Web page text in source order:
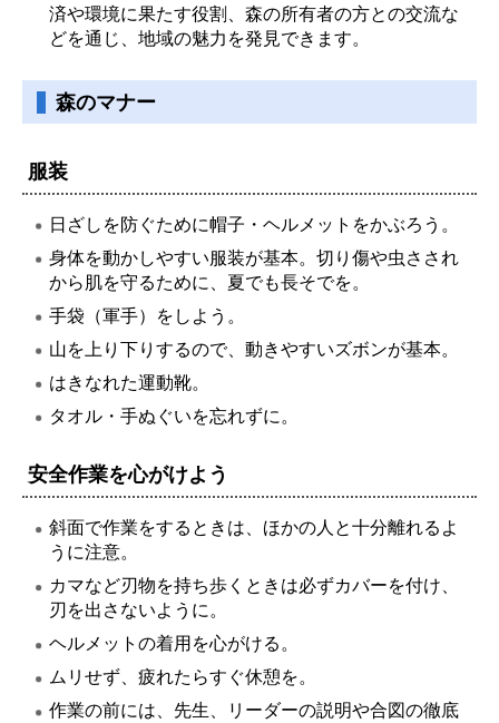
済や環境に果たす役割、森の所有者の方との交流な
どを通じ、地域の魅力を発見できます。
森のマナー
服装
日ざしを防ぐために帽子・ヘルメットをかぶろう。
身体を動かしやすい服装が基本。切り傷や虫さされ
から肌を守るために、夏でも長そでを。
手袋（軍手）をしよう。
山を上り下りするので、動きやすいズボンが基本。
はきなれた運動靴。
タオル・手ぬぐいを忘れずに。
安全作業を心がけよう
斜面で作業をするときは、ほかの人と十分離れるよ
うに注意。
カマなど刃物を持ち歩くときは必ずカバーを付け、
刃を出さないように。
ヘルメットの着用を心がける。
ムリせず、疲れたらすぐ休憩を。
作業の前には、先生、リーダーの説明や合図の徹底